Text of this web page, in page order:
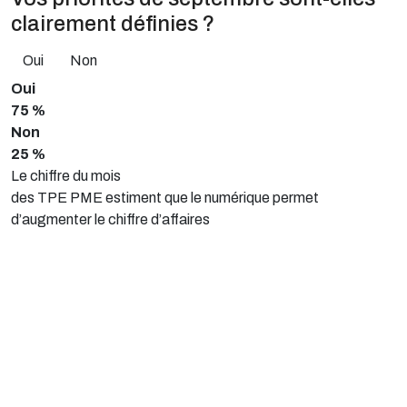
clairement définies ?
Oui
Non
Oui
75 %
Non
25 %
Le chiffre du mois
des TPE PME estiment que le numérique permet
d’augmenter le chiffre d’affaires